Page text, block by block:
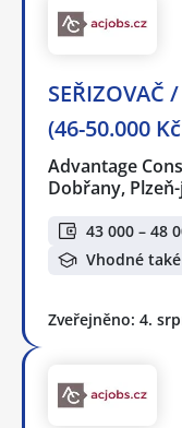
SEŘIZOVAČ
(46-50.000
Advantage
Dobřany,
43 000 – 48
Vhodné
Zveřejněno: 4.